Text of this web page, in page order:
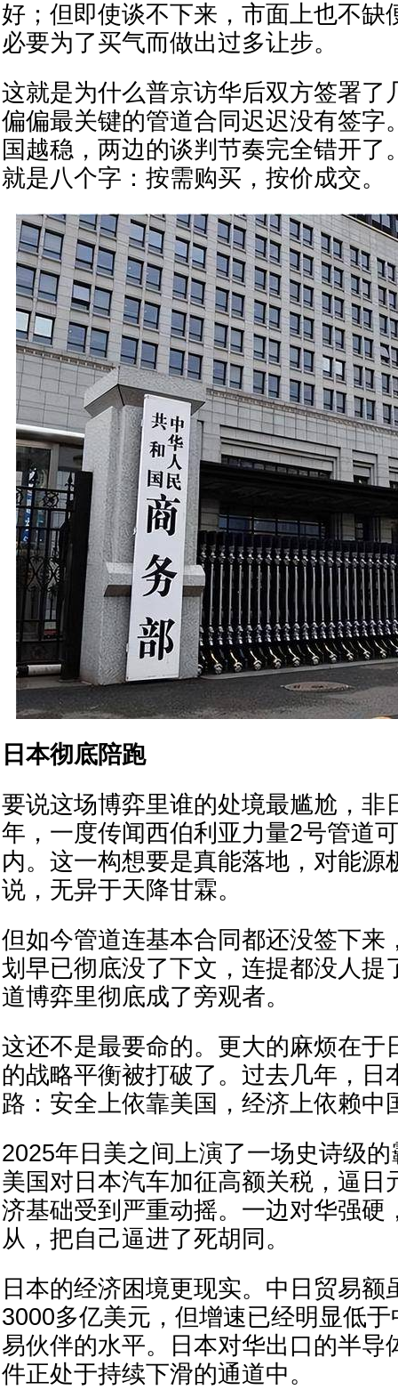
好；但即使谈不下来，市面上也不缺
必要为了买气而做出过多让步。
这就是为什么普京访华后双方签署了
偏偏最关键的管道合同迟迟没有签字
国越稳，两边的谈判节奏完全错开了
就是八个字：按需购买，按价成交。
日本彻底陪跑
要说这场博弈里谁的处境最尴尬，非
年，一度传闻西伯利亚力量2号管道
内。这一构想要是真能落地，对能源
说，无异于天降甘霖。
但如今管道连基本合同都还没签下来
划早已彻底没了下文，连提都没人提
道博弈里彻底成了旁观者。
这还不是最要命的。更大的麻烦在于
的战略平衡被打破了。过去几年，日
路：安全上依靠美国，经济上依赖中
2025年日美之间上演了一场史诗级
美国对日本汽车加征高额关税，逼日
济基础受到严重动摇。一边对华强硬
从，把自己逼进了死胡同。
日本的经济困境更现实。中日贸易额
3000多亿美元，但增速已经明显低
易伙伴的水平。日本对华出口的半导
件正处于持续下滑的通道中。